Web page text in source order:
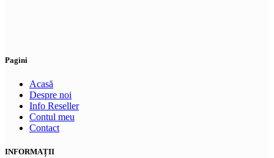
Pagini
Acasă
Despre noi
Info Reseller
Contul meu
Contact
INFORMAȚII